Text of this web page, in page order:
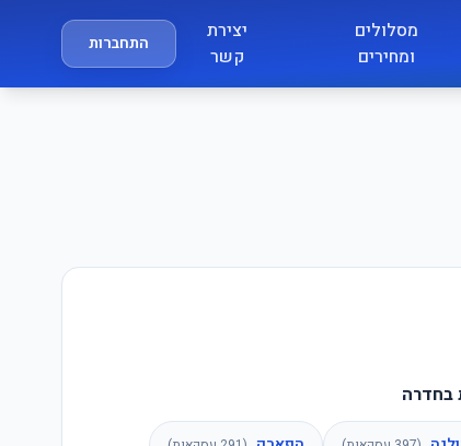
מסלולים
ומחירים
יצירת
קשר
התחברות
בחדרה